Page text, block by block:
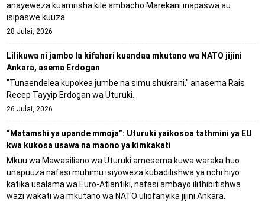
anayeweza kuamrisha kile ambacho Marekani inapaswa au
isipaswe kuuza.
28 Julai, 2026
Lilikuwa ni jambo la kifahari kuandaa mkutano wa NATO jijini
Ankara, asema Erdogan
"Tunaendelea kupokea jumbe na simu shukrani," anasema Rais
Recep Tayyip Erdogan wa Uturuki.
26 Julai, 2026
“Matamshi ya upande mmoja”: Uturuki yaikosoa tathmini ya EU
kwa kukosa usawa na maono ya kimkakati
Mkuu wa Mawasiliano wa Uturuki amesema kuwa waraka huo
unapuuza nafasi muhimu isiyoweza kubadilishwa ya nchi hiyo
katika usalama wa Euro-Atlantiki, nafasi ambayo ilithibitishwa
wazi wakati wa mkutano wa NATO uliofanyika jijini Ankara.